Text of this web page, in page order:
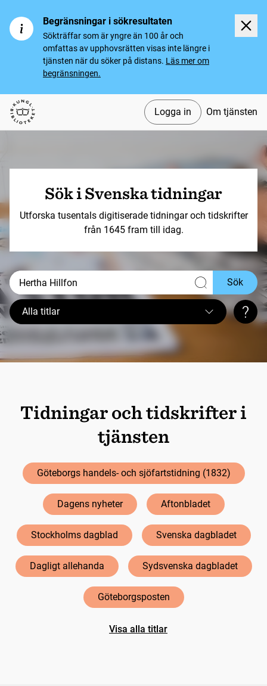
Begränsningar i sökresultaten
Sökträffar som är yngre än 100 år och
omfattas av upphovsrätten visas inte längre i
tjänsten när du söker på distans. Läs mer om
begränsningen.
Svenska tidningar
Logga in Om tjänsten
Sök i Svenska tidningar
Utforska tusentals digitiserade tidningar och tidskrifter
från 1645 fram till idag.
Alla titlar
Sök
Tidningar och tidskrifter i
tjänsten
Göteborgs handels- och sjöfartstidning (1832)
Dagens nyheter Aftonbladet
Stockholms dagblad Svenska dagbladet
Dagligt allehanda Sydsvenska dagbladet
Göteborgsposten
Visa alla titlar